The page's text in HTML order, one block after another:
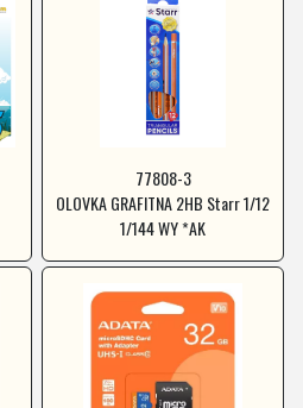
77808-3
OLOVKA GRAFITNA 2HB Starr 1/12
1/144 WY *AK